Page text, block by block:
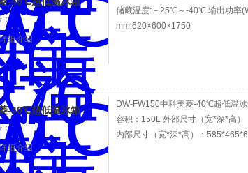
细介绍
储藏温度:－25℃～-40℃ 输出功率
mm:620×600×1750
-40℃超低温冰箱
细介绍
DW-FW150中科美菱-40℃超低温
容积：150L 外部尺寸（宽*深*高
内部尺寸（宽*深*高）：